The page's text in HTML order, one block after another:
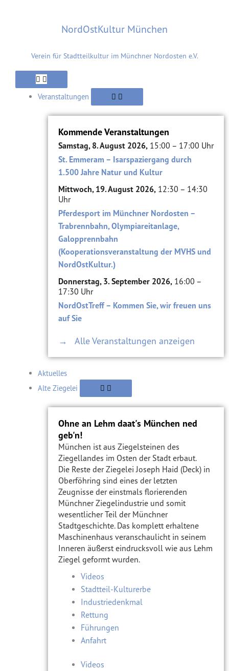
NordOstKultur München
Verein für Stadtteilkultur im Münchner Nordosten e.V.
Veranstaltungen
Kommende Veranstaltungen
Samstag, 8. August 2026,15:00 – 17:00 Uhr
St. Emmeram – Isarspaziergang durch
1.500 Jahre Natur und Kultur
Mittwoch, 19. August 2026,12:30 – 14:30
Uhr
Pferdesport im Münchner Nordosten –
Trabrennbahn, Olympiareitanlage,
Galopprennbahn
(Kooperationsveranstaltung der MVHS und
NordOstKultur.)
Donnerstag, 3. September 2026,16:00 –
17:30 Uhr
NordOstTreff – Kommen Sie, wir freuen uns
auf Sie
→ Alle Veranstaltungen anzeigen
Aktuelles
Alte Ziegelei
Ohne an Lehm daat's München ned
geb'n!
München ist aus Ziegelsteinen des
Ziegellandes im Osten der Stadt erbaut.
Die Reste der Ziegelei Joseph Haid (Deck) in
Oberföhring sind eines der letzten
Zeugnisse der einstmals florierenden
Münchner Ziegelindustrie und somit
wesentlicher Teil der Münchner
Stadtgeschichte. Das komplett erhaltene
Maschinenhaus veranschaulicht in seinem
Inneren äußerst eindrucksvoll wie aus Lehm
Ziegel geformt wurden.
Videos
Stadtteil-Kulturerbe
Industriedenkmal
Rettung
Führungen
Anfahrt
Videos